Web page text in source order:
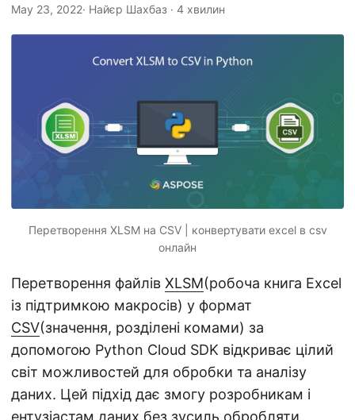
May 23, 2022· Найєр Шахбаз · 4 хвилин
Перетворення XLSM на CSV | конвертувати excel в csv
онлайн
Перетворення файлів XLSM(робоча книга Excel
із підтримкою макросів) у формат
CSV(значення, розділені комами) за
допомогою Python Cloud SDK відкриває цілий
світ можливостей для обробки та аналізу
даних. Цей підхід дає змогу розробникам і
ентузіастам даних без зусиль обробляти